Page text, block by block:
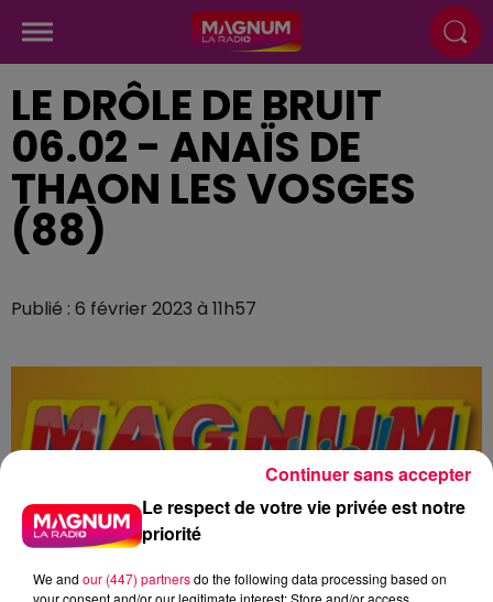
LE DRÔLE DE BRUIT
06.02 - ANAÏS DE
THAON LES VOSGES
(88)
Publié : 6 février 2023 à 11h57
Le respect de votre vie privée est notre
priorité
We and our (447) partnersdo the following data processing based on
your consent and/or our legitimate interest: Store and/or access
Continuer sans accepter